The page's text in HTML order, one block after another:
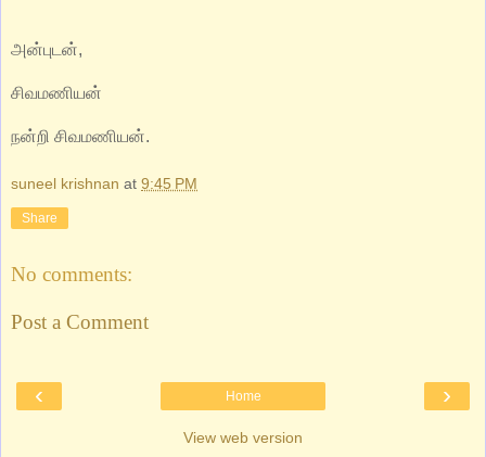
அன்புடன்,
சிவமணியன்
நன்றி சிவமணியன்.
suneel krishnan at 9:45 PM
Share
No comments:
Post a Comment
‹ ›
Home
View web version